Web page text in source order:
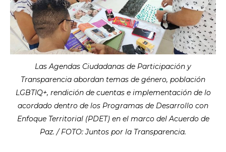
Las Agendas Ciudadanas de Participación y
Transparencia abordan temas de género, población
LGBTIQ+, rendición de cuentas e implementación de lo
acordado dentro de los Programas de Desarrollo con
Enfoque Territorial (PDET) en el marco del Acuerdo de
Paz. / FOTO: Juntos por la Transparencia.